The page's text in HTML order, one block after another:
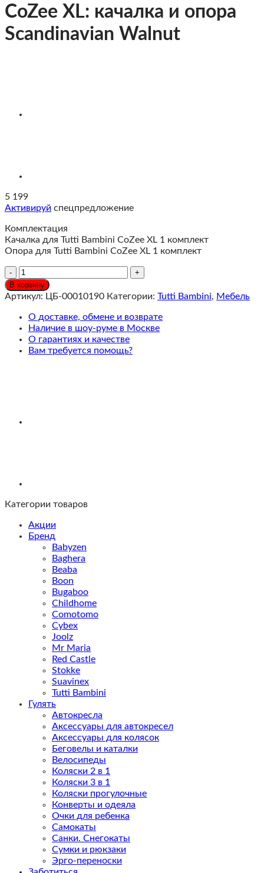
CoZee XL: качалка и опора
Scandinavian Walnut
5 199
Активируй спецпредложение
Комплектация
Качалка для Tutti Bambini CoZee XL 1 комплект
Опора для Tutti Bambini CoZee XL 1 комплект
Количество
Tutti
Bambini
аксессуаров
для
корзины
CoZee
В корзину
Артикул: ЦБ-00010190 Категории: Tutti Bambini, Мебель
О доставке, обмене и возврате
Наличие в шоу-руме в Москве
О гарантиях и качестве
Вам требуется помощь?
Категории товаров
Акции
Бренд
Babyzen
Baghera
Beaba
Boon
Bugaboo
Childhome
Comotomo
Cybex
Joolz
Mr Maria
Red Castle
Stokke
Suavinex
Tutti Bambini
Гулять
Автокресла
Аксессуары для автокресел
Аксессуары для колясок
Беговелы и каталки
Велосипеды
Коляски 2 в 1
Коляски 3 в 1
Коляски прогулочные
Конверты и одеяла
Очки для ребенка
Самокаты
Санки. Снегокаты
Сумки и рюкзаки
Эрго-переноски